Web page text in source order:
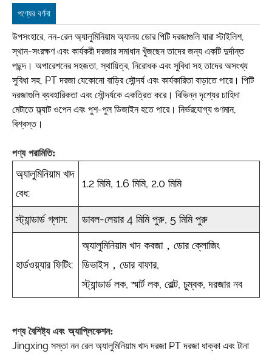
পণ্যের বর্ণনা
উপসংহারে, নন-রেল অ্যালুমিনিয়াম অ্যালয় ডোর পিটি দরজাগুলি যারা স্টাইলিশ,
স্থান-সংরক্ষণ এবং কার্যকরী দরজার সমাধান খুঁজছেন তাদের জন্য একটি দুর্দান্ত
পছন্দ। অপারেশনের সহজতা, স্থায়িত্ব, নিরোধক এবং সুবিধা সহ তাদের অসংখ্য
সুবিধা সহ, PT দরজা যেকোনো বাড়ির সৌন্দর্য এবং কার্যকারিতা বাড়াতে পারে। পিটি
দরজাগুলি ব্যবহারিকতা এবং সৌন্দর্যকে একত্রিত করে। বিভিন্ন দৃশ্যের চাহিদা
মেটাতে ফ্ল্যাট ওপেন এবং পুশ-পুল ডিজাইন হতে পারে। নির্ভরযোগ্য গুণমান,
বিশ্বস্ত।
পণ্য পরামিতি:
অ্যালুমিনিয়াম খাদ
বেধ:
1.2 মিমি, 1.6 মিমি, 2.0 মিমি
স্ট্যান্ডার্ড গ্লাস: ডাবল-লেয়ার 4 মিমি পুরু, 5 মিমি পুরু
হার্ডওয়্যার ফিটিং:
অ্যালুমিনিয়াম খাদ কবজা，ডোর ক্লোজিং
ডিভাইস，ডোর বাফার,
স্ট্যান্ডার্ড লক, স্মার্ট লক, বোল্ট, চুম্বক, দরজার নব
পণ্য বৈশিষ্ট্য এবং অ্যাপ্লিকেশন:
Jingxing সস্তা নন রেল অ্যালুমিনিয়াম খাদ দরজা PT দরজা ধাক্কা এবং টানা